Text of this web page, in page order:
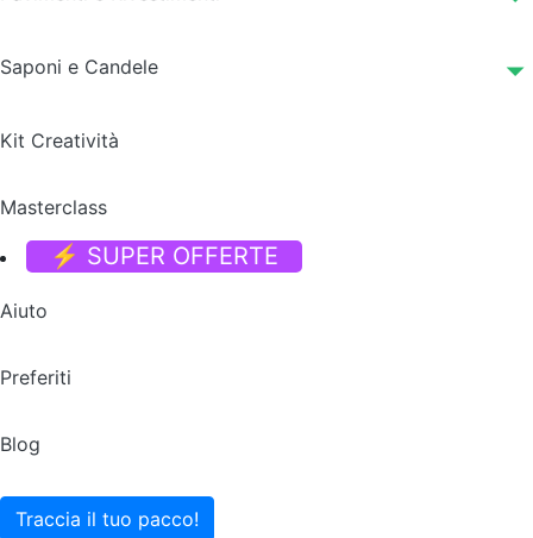
Saponi e Candele
Kit Creatività
Masterclass
⚡ SUPER OFFERTE
Aiuto
Preferiti
Blog
Traccia il tuo pacco!